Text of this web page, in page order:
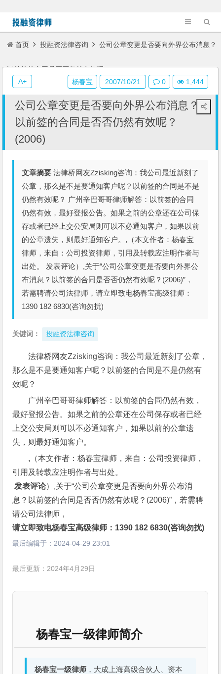
首页 投融资法律咨询 公司公章变更是否要向外界公布消息？
以前签的合同是否否仍然有效呢？(2006)
公司公章变更是否要向外界公布消息？
以前签的合同是否否仍然有效呢？
(2006)
文章摘要 法律桥网友Zzisking咨询：我公司最近新刻了
公章，那么是不是要通知客户呢？以前签的合同是不是
仍然有效呢？ 广州辛巴哥哥律师解答：以前签的合同
仍然有效，最好登报公告。如果之前的公章还在公司保
存或者已经上交公安局则可以不必通知客户，如果以前
的公章遗失，则最好通知客户。,（本文作者：杨春宝
律师，来自：公司投资律师，引用及转载应注明作者与
出处。 发表评论）,关于“公司公章变更是否要向外界公
布消息？以前签的合同是否否仍然有效呢？(2006)”，
若需聘请公司法律师，请立即致电杨春宝高级律师：
1390 182 6830(咨询勿扰)
关键词： 投融资法律咨询
法律桥网友Zzisking咨询：我公司最近新刻了公章，
那么是不是要通知客户呢？以前签的合同是不是仍然有
效呢？
广州辛巴哥哥律师解答：以前签的合同仍然有效，
最好登报公告。如果之前的公章还在公司保存或者已经
上交公安局则可以不必通知客户，如果以前的公章遗
失，则最好通知客户。
,（本文作者：杨春宝律师，来自：公司投资律师，
引用及转载应注明作者与出处。
发表评论）,关于“公司公章变更是否要向外界公布消
息？以前签的合同是否否仍然有效呢？(2006)”，若需聘
请公司法律师，
请立即致电杨春宝高级律师：1390 182 6830(咨询勿扰)
最后编辑于： 2024-04-29 23:01
最后更新：2024年4月29日
杨春宝一级律师简介
杨春宝一级律师 ，大成上海高级合伙人、资本
杨春宝 2007/10/21 0 1,444
A+